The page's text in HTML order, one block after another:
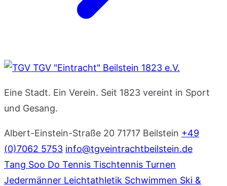
TGV "Eintracht" Beilstein 1823 e.V.
Eine Stadt. Ein Verein. Seit 1823 vereint in Sport
und Gesang.
Albert-Einstein-Straße 20 71717 Beilstein +49
(0)7062 5753 info@tgveintrachtbeilstein.de
Tang Soo Do Tennis Tischtennis Turnen
Jedermänner Leichtathletik Schwimmen Ski &